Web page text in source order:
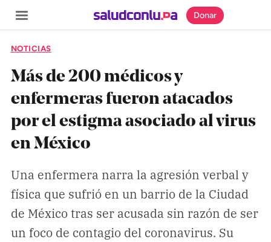
SECCIONES
Inicio
Noticias
Especiales
Nosotros
COBERTURAS
Donar
NOTICIAS
Más de 200 médicos y
enfermeras fueron atacados
por el estigma asociado al virus
en México
Una enfermera narra la agresión verbal y
física que sufrió en un barrio de la Ciudad
de México tras ser acusada sin razón de ser
un foco de contagio del coronavirus. Su